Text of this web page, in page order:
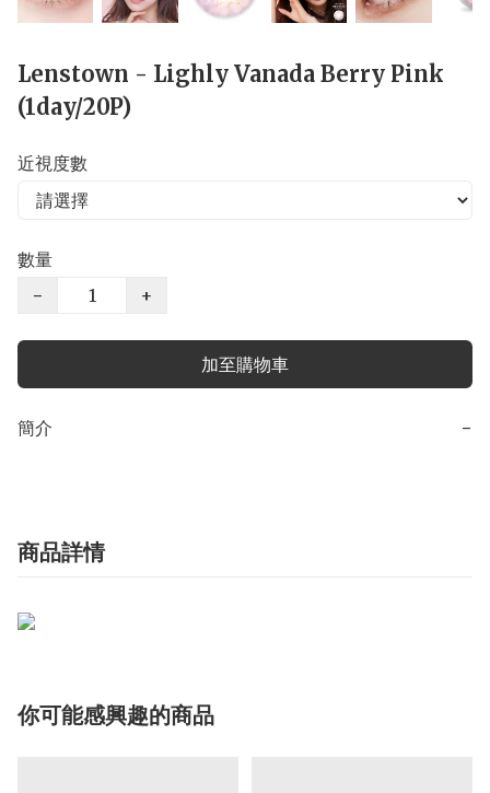
Lenstown - Lighly Vanada Berry Pink
(1day/20P)
近視度數
數量
−
+
加至購物車
簡介 −
商品詳情
你可能感興趣的商品